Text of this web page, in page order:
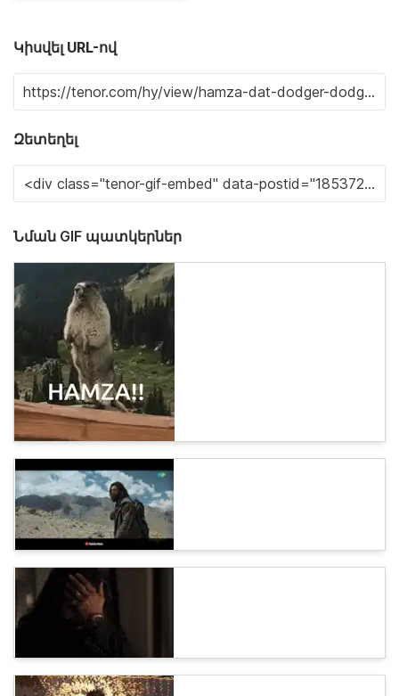
Կիսվել URL-ով
Զետեղել
Նման GIF պատկերներ